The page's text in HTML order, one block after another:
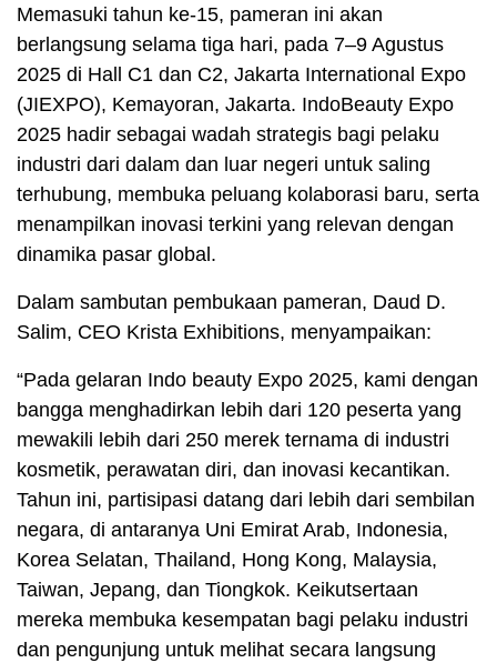
Memasuki tahun ke-15, pameran ini akan
berlangsung selama tiga hari, pada 7–9 Agustus
2025 di Hall C1 dan C2, Jakarta International Expo
(JIEXPO), Kemayoran, Jakarta. IndoBeauty Expo
2025 hadir sebagai wadah strategis bagi pelaku
industri dari dalam dan luar negeri untuk saling
terhubung, membuka peluang kolaborasi baru, serta
menampilkan inovasi terkini yang relevan dengan
dinamika pasar global.
Dalam sambutan pembukaan pameran, Daud D.
Salim, CEO Krista Exhibitions, menyampaikan:
“Pada gelaran Indo beauty Expo 2025, kami dengan
bangga menghadirkan lebih dari 120 peserta yang
mewakili lebih dari 250 merek ternama di industri
kosmetik, perawatan diri, dan inovasi kecantikan.
Tahun ini, partisipasi datang dari lebih dari sembilan
negara, di antaranya Uni Emirat Arab, Indonesia,
Korea Selatan, Thailand, Hong Kong, Malaysia,
Taiwan, Jepang, dan Tiongkok. Keikutsertaan
mereka membuka kesempatan bagi pelaku industri
dan pengunjung untuk melihat secara langsung